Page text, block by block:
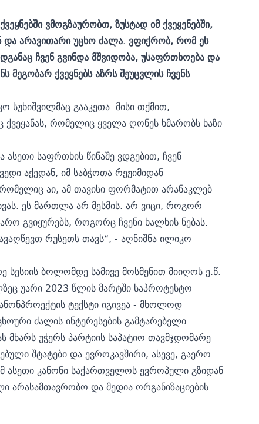
ვმოგზაურობთ, ზუსტად იმ ქვეყენებში,
და არავითარი უცხო ძალა. ვფიქრობ, რომ ეს
ჩვენ გვინდა მშვიდობა, უსაფრთხოება და
ქვეყნებს აზრს შეუცვლის ჩვენს
სუხიშვილმაც გააკეთა. მისი თქმით,
რომელიც ყველა ღონეს ხმარობს ხაზი
საფრთხის წინაშე ვდგებით, ჩვენ
აქედან, იმ საბჭოთა რეჟიმიდან
აი, ამ თავისი ფორმატით არანაკლებ
ეს მართლა არ მესმის. არ ვიცი, როგორ
გვიყურებს, როგორც ჩვენი ხალხის ნებას.
რუსეთს თავს“, - აღნიშნა ილიკო
სესიის ბოლომდე სამივე მოსმენით მიიღოს ე.წ.
უარი 2023 წლის მარტში საპროტესტო
ტექსტი იგივეა - მხოლოდ
ძალის ინტერესების გამტარებელი
მხარს უჭერს პარტიის საპატიო თავმჯდომარე
შტატები და ევროკავშირი, ასევე, გაერო
ასეთი კანონი საქართველოს ევროპული გზიდან
არასამთავრობო და მედია ორგანიზაციების